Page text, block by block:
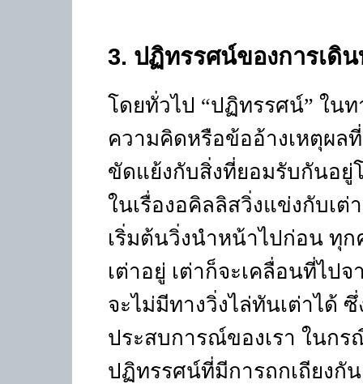
3. ปฏิทรรศน์ของการเดิน
โดยทั่วไป “ปฏิทรรศน์” ในท
ความคิดหรือข้ออ้างเหตุผล
ขัดแย้งกับสิ่งที่ยอมรับกันอยู่
ในเรื่องอคิลลิสวิ่งแข่งกับเต่
เริ่มต้นวิ่งนำหน้าไปก่อน ทุ
เต่าอยู่ เต่าก็จะเคลื่อนที่ไป
จะไม่มีทางวิ่งไล่ทันเต่าได้
ประสบการณ์ของเรา ในก
ปฏิทรรศน์ที่มีการถกเถียงกั